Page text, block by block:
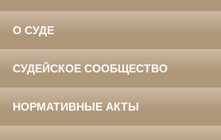
О СУДЕ
СУДЕЙСКОЕ СООБЩЕСТВО
НОРМАТИВНЫЕ АКТЫ